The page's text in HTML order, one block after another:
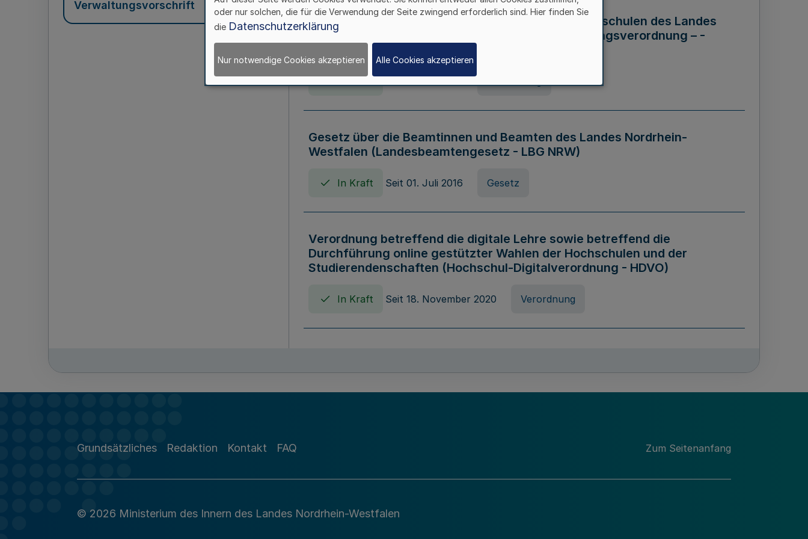
Verwaltungsvorschrift
Verordnung über die Wirtschaftsführung der Hochschulen des Landes
Nordrhein-Westfalen (Hochschulwirtschaftsführungsverordnung – -
Gesetz über die Beamtinnen und Beamten des Landes Nordrhein-
Westfalen (Landesbeamtengesetz - LBG NRW)
In Kraft Seit 01. Juli 2016 Gesetz
Verordnung betreffend die digitale Lehre sowie betreffend die
Durchführung online gestützter Wahlen der Hochschulen und der
Studierendenschaften (Hochschul-Digitalverordnung - HDVO)
In Kraft Seit 18. November 2020 Verordnung
(Hochschulabgabenverordnung - HAbg-VO)
Gesetz über die Kunsthochschulen des Landes Nordrhein-Westfalen
Grundsätzliches Redaktion Kontakt FAQ Zum Seitenanfang
© 2026 Ministerium des Innern des Landes Nordrhein-Westfalen
oder nur solchen, die für die Verwendung der Seite zwingend erforderlich sind. Hier finden Sie
die Datenschutzerklärung
Nur notwendige Cookies akzeptieren Alle Cookies akzeptieren